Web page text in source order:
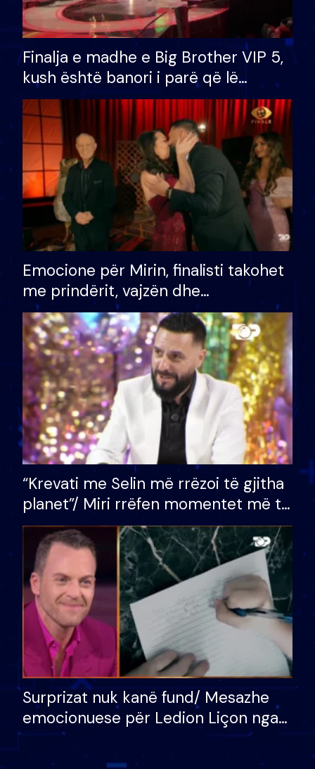
Finalja e madhe e Big Brother VIP 5,
kush është banori i parë që lë
shtëpinë dhe humb mundësinë për
të fituar çmimin e madh
Emocione për Mirin, finalisti takohet
me prindërit, vajzën dhe
bashkëshorten: S’kemi ndonjë letër
divorci apo jo?
“Krevati me Selin më rrëzoi të gjitha
planet”/ Miri rrëfen momentet më të
bukura në shtëpinë e BB VIP: Do më
mungojë zilja e mëngjesit kur…
Surprizat nuk kanë fund/ Mesazhe
emocionuese për Ledion Liçon nga
nëna dhe fëmijët e tij, moderatori
nuk i mban dot lotët: Nuk meritoj…